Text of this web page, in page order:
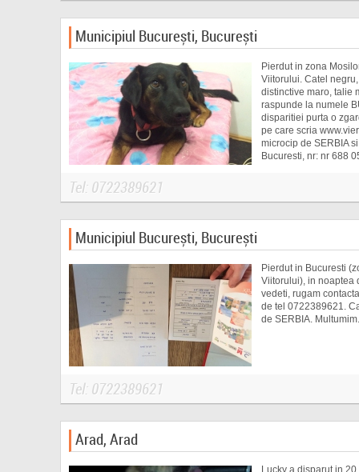
Municipiul București, București
Pierdut in zona
Viitorului. Catel
distinctive maro, talie
raspunde la numele
disparitiei purta o
pe care scria
microcip de SERBIA
Bucuresti, nr: nr 688
Tel: 0722389621
Municipiul București, București
Pierdut in Bucuresti
Viitorului), in noaptea
vedeti, rugam
de tel 0722389621.
de SERBIA. Multumim.
Tel: 0722389621
Arad, Arad